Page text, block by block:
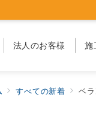
法人のお客様 施
すべての新着 ベ